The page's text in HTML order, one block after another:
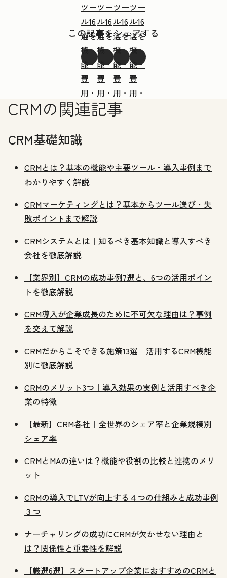
この記事をシェアする
ツー
ル16
選を
機
能・
費
用・
種類
徹底
紹
介！
ツー
ル16
選を
機
能・
費
用・
種類
介！
ツー
ル16
選を
機
能・
費
用・
種類
介！
ツー
ル16
選を
機
能・
費
用・
介！
CRMの関連記事
CRM基礎知識
CRMとは？基本の機能や主要ツール・導入事例まで
わかりやすく解説
CRMマーケティングとは？基本からツール選び・失
敗ポイントまで解説
CRMシステムとは｜知るべき基本知識と導入すべき
会社を徹底解説
【業界別】CRMの成功事例7選と、6つの活用ポイン
トを徹底解説
CRM導入が企業成長のために不可欠な理由は？事例
を交えて解説
CRMだからこそできる施策13選｜活用するCRM機能
別に徹底解説
CRMのメリット3つ｜導入効果の実例と活用すべき企
業の特徴
【最新】CRM各社｜全世界のシェア率と企業規模別
シェア率
CRMとMAの違いは？機能や役割の比較と連携のメリ
ット
CRMの導入でLTVが向上する４つの仕組みと成功事例
３つ
ナーチャリングの成功にCRMが欠かせない理由と
は？関係性と重要性を解説
【厳選6選】スタートアップ企業におすすめのCRMと